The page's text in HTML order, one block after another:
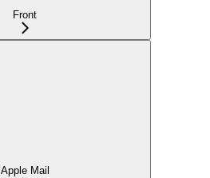
Front
Apple Mail